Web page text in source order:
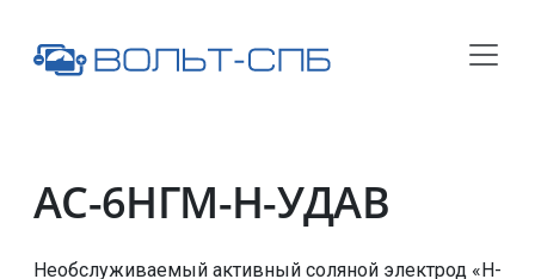
АС-6НГМ-Н-УДАВ
Необслуживаемый активный соляной электрод «Н-